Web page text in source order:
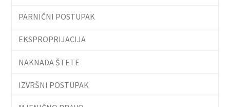
PARNIČNI POSTUPAK
EKSPROPRIJACIJA
NAKNADA ŠTETE
IZVRŠNI POSTUPAK